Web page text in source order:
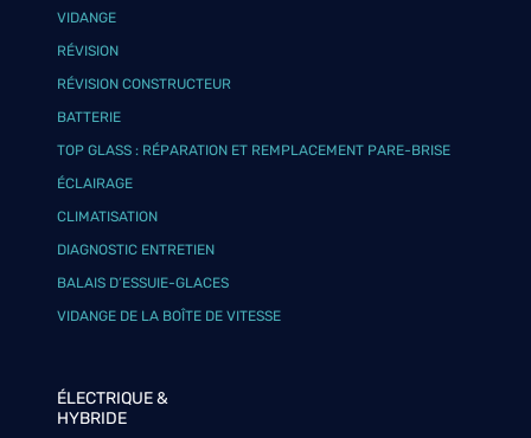
VIDANGE
RÉVISION
RÉVISION CONSTRUCTEUR
BATTERIE
TOP GLASS : RÉPARATION ET REMPLACEMENT PARE-BRISE
ÉCLAIRAGE
CLIMATISATION
DIAGNOSTIC ENTRETIEN
BALAIS D’ESSUIE-GLACES
VIDANGE DE LA BOÎTE DE VITESSE
ÉLECTRIQUE &
HYBRIDE